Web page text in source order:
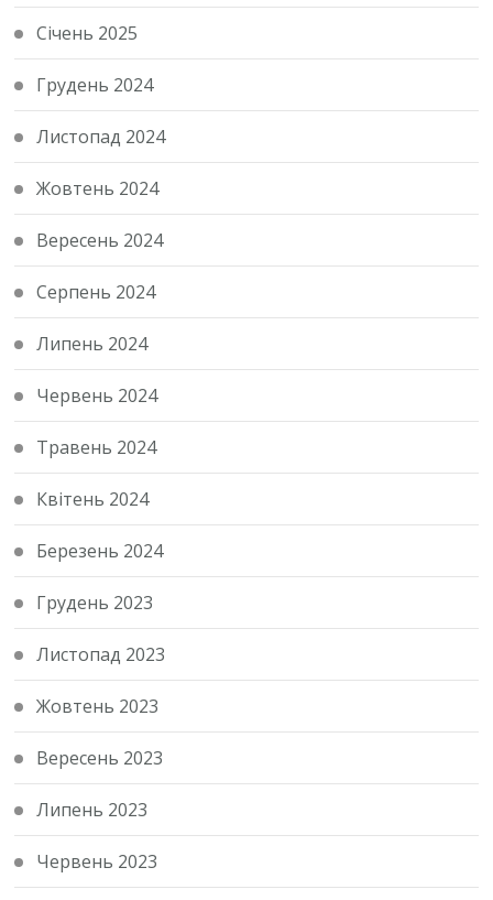
Січень 2025
Грудень 2024
Листопад 2024
Жовтень 2024
Вересень 2024
Серпень 2024
Липень 2024
Червень 2024
Травень 2024
Квітень 2024
Березень 2024
Грудень 2023
Листопад 2023
Жовтень 2023
Вересень 2023
Липень 2023
Червень 2023